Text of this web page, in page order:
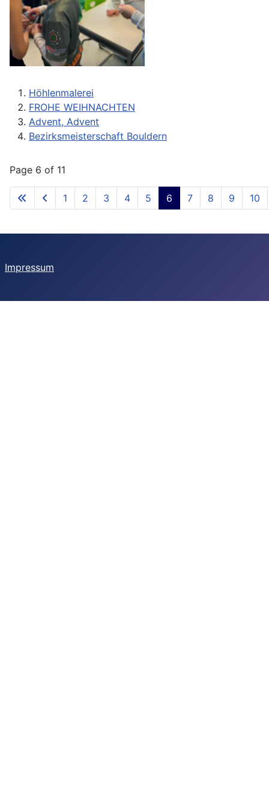
Höhlenmalerei
FROHE WEIHNACHTEN
Advent, Advent
Bezirksmeisterschaft Bouldern
Page 6 of 11
1 2 3 4 5 6 7 8 9 10
Impressum